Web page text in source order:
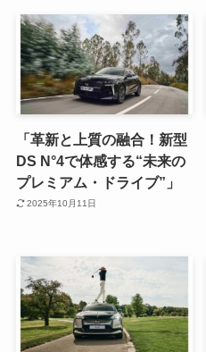
「革新と上質の融合！新型
DS N°4で体感する“未来の
プレミアム・ドライブ”」
2025年10月11日